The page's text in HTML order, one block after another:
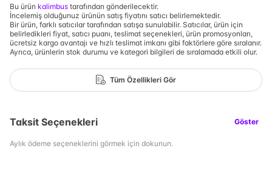
Bu ürün kalimbus tarafından gönderilecektir.
İncelemiş olduğunuz ürünün satış fiyatını satıcı belirlemektedir.
Bir ürün, farklı satıcılar tarafından satışa sunulabilir. Satıcılar, ürün için
belirledikleri fiyat, satıcı puanı, teslimat seçenekleri, ürün promosyonları,
ücretsiz kargo avantajı ve hızlı teslimat imkanı gibi faktörlere göre sıralanır.
Ayrıca, ürünlerin stok durumu ve kategori bilgileri de sıralamada etkili olur.
Tüm Özellikleri Gör
Taksit Seçenekleri Göster
Aylık ödeme seçeneklerini görmek için dokunun.